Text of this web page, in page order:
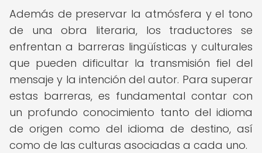
Además de preservar la atmósfera y el tono
de una obra literaria, los traductores se
enfrentan a barreras lingüísticas y culturales
que pueden dificultar la transmisión fiel del
mensaje y la intención del autor. Para superar
estas barreras, es fundamental contar con
un profundo conocimiento tanto del idioma
de origen como del idioma de destino, así
como de las culturas asociadas a cada uno.